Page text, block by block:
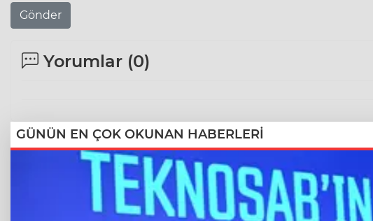
Gönder
Yorumlar (0)
GÜNÜN EN ÇOK OKUNAN HABERLERİ